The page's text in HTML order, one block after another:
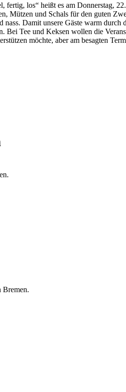
fertig, los“ heißt es am Donnerstag,
Mützen und Schals für den guten
Damit unsere Gäste warm durch
Tee und Keksen wollen die
möchte, aber am besagten
Bremen.